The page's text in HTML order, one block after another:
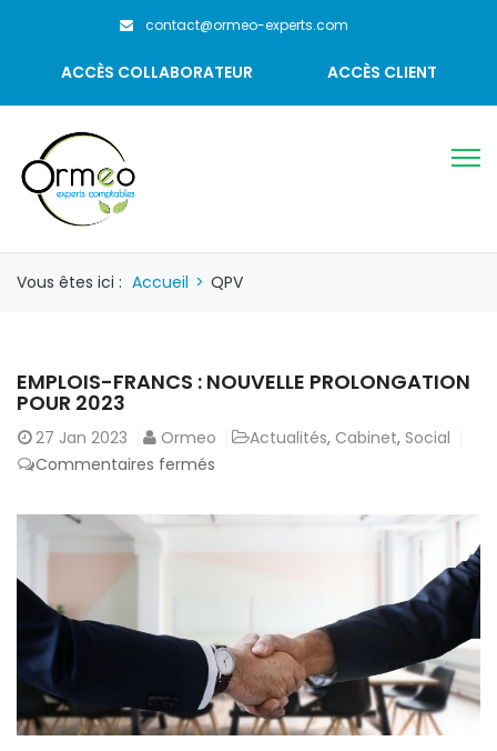
contact@ormeo-experts.com
ACCÈS COLLABORATEUR ACCÈS CLIENT
Vous êtes ici : Accueil > QPV
EMPLOIS-FRANCS : NOUVELLE PROLONGATION
POUR 2023
27 Jan 2023 Ormeo Actualités, Cabinet, Social
Commentaires fermés
francs :